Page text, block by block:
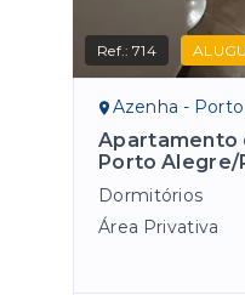
Ref.:714
Azenha -
Apartamento
Porto Alegre/
Dormitórios
Área Privativa